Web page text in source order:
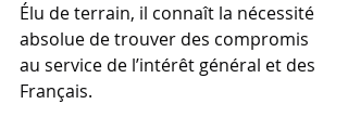
Élu de terrain, il connaît la nécessité
absolue de trouver des compromis
au service de l’intérêt général et des
Français.